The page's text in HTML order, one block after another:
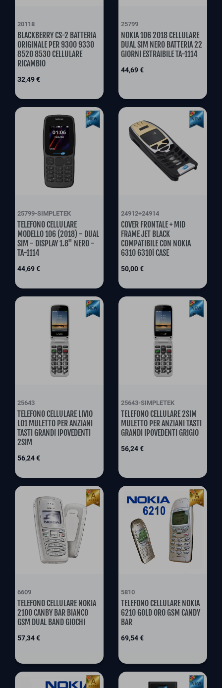
20118
BLACKBERRY CS-2 BATTERIA
ORIGINALE PER 9300 9330
8520 8530 CELLULARE
RICAMBIO
Preis
32,49 €
25799
NOKIA 106 2018 CELLULARE
DUAL SIM NERO BATTERIA 22
GIORNI ESTRAIBILE TA-1114
Preis
44,69 €
25799-SIMPLETEK
TELEFONO CELLULARE
MODELLO 106 (2018) - DUAL
SIM - DISPLAY 1.8" NERO -
TA-1114
Preis
44,69 €
24912+24914
COVER FRONTALE + MID
FRAME JET BLACK
COMPATIBILE CON NOKIA
6310 6310i CASE
Preis
50,00 €
25643
TELEFONO CELLULARE LIVIO
L01 MULETTO PER ANZIANI
TASTI GRANDI IPOVEDENTI
2SIM
Preis
56,24 €
25643-SIMPLETEK
TELEFONO CELLULARE 2SIM
MULETTO PER ANZIANI TASTI
GRANDI IPOVEDENTI GRIGIO
Preis
56,24 €
6609
TELEFONO CELLULARE NOKIA
2100 CANBY BAR BIANCO
GSM DUAL BAND GIOCHI
Preis
57,34 €
5810
TELEFONO CELLULARE NOKIA
6210 GOLD ORO GSM CANDY
BAR
Preis
69,54 €